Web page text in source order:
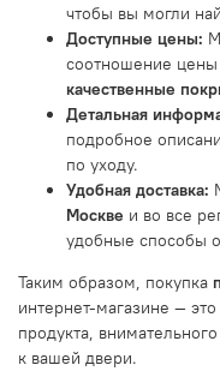
чтобы вы могли
Доступные цены:
соотношение цены
качественные
Детальная
подробное
по уходу.
Удобная доставка:
Москве и во все
удобные способы
Таким образом, покупка
интернет-магазине —
продукта,
к вашей двери.